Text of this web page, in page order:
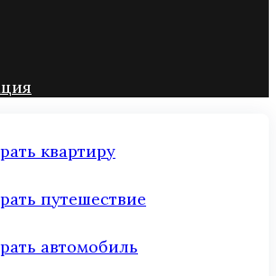
квартиру
путешествие
автомобиль